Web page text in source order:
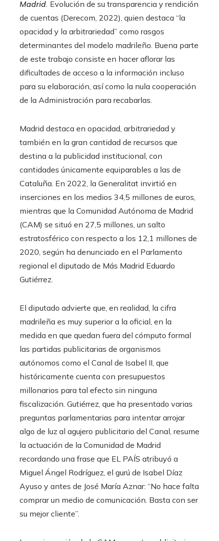
Madrid Evolución de su transparencia y rendición
de cuentas (Derecom, 2022), quien destaca “la
opacidad y la arbitrariedad” como rasgos
determinantes del modelo madrileño. Buena parte
de este trabajo consiste en hacer aflorar las
dificultades de acceso a la información incluso
para su elaboración, así como la nula cooperación
de la Administración para recabarlas.
Madrid destaca en opacidad, arbitrariedad y
también en la gran cantidad de recursos que
destina a la publicidad institucional, con
cantidades únicamente equiparables a las de
Cataluña. En 2022, la Generalitat invirtió en
inserciones en los medios 34,5 millones de euros,
mientras que la Comunidad Autónoma de Madrid
(CAM) se situó en 27,5 millones, un salto
estratosférico con respecto a los 12,1 millones de
2020, según ha denunciado en el Parlamento
regional el diputado de Más Madrid Eduardo
Gutiérrez.
El diputado advierte que, en realidad, la cifra
madrileña es muy superior a la oficial, en la
medida en que quedan fuera del cómputo formal
las partidas publicitarias de organismos
autónomos como el Canal de Isabel II, que
históricamente cuenta con presupuestos
millonarios para tal efecto sin ninguna
fiscalización. Gutiérrez, que ha presentado varias
preguntas parlamentarias para intentar arrojar
algo de luz al agujero publicitario del Canal, resume
la actuación de la Comunidad de Madrid
recordando una frase que EL PAÍS atribuyó a
Miguel Ángel Rodríguez, el gurú de Isabel Díaz
Ayuso y antes de José María Aznar: “No hace falta
comprar un medio de comunicación. Basta con ser
su mejor cliente”.